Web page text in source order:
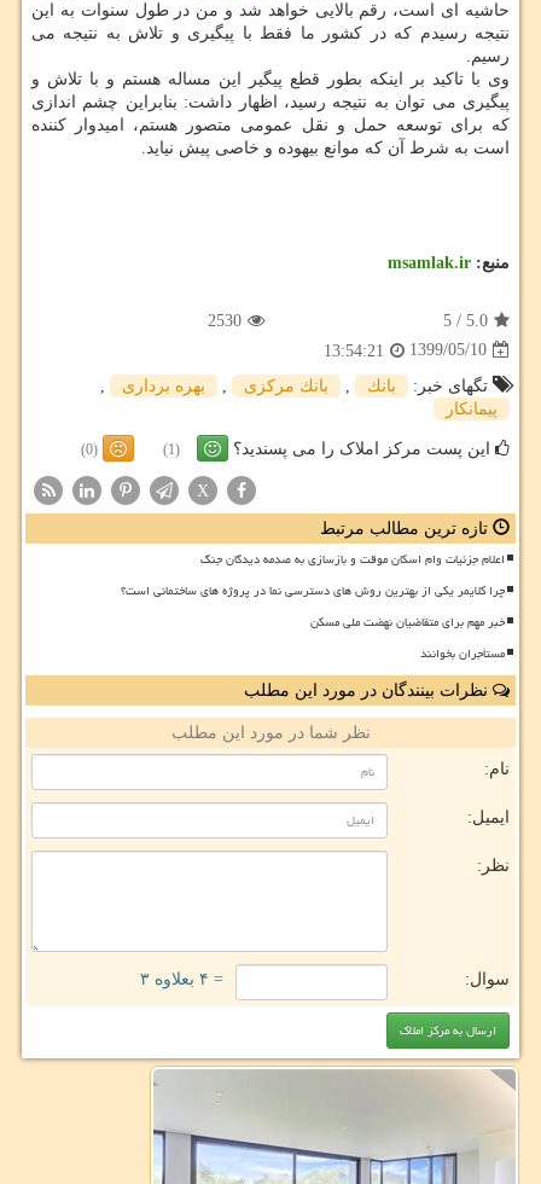
حاشیه ای است، رقم بالایی خواهد شد و من در طول سنوات به این
نتیجه رسیدم که در کشور ما فقط با پیگیری و تلاش به نتیجه می
رسیم.
وی با تاکید بر اینکه بطور قطع پیگیر این مساله هستم و با تلاش و
پیگیری می توان به نتیجه رسید، اظهار داشت: بنابراین چشم اندازی
که برای توسعه حمل و نقل عمومی متصور هستم، امیدوار کننده
است به شرط آن که موانع بیهوده و خاصی پیش نیاید.
منبع: msamlak.ir
5.0
/
5
2530
1399/05/10
13:54:21
تگهای خبر:
بانك , بانك مركزی , بهره برداری
,
پیمانكار
این پست مرکز املاک را می پسندید؟ (1)
(0)
X
تازه ترین مطالب مرتبط
اعلام جزئیات وام اسکان موقت و بازسازی به صدمه دیدگان جنگ
چرا کلایمر یکی از بهترین روش های دسترسی نما در پروژه های ساختمانی است؟
خبر مهم برای متقاضیان نهضت ملی مسکن
مستأجران بخوانند
نظرات بینندگان در مورد این مطلب
نظر شما در مورد این مطلب
نام:
ایمیل:
نظر:
سوال: = ۴ بعلاوه ۳